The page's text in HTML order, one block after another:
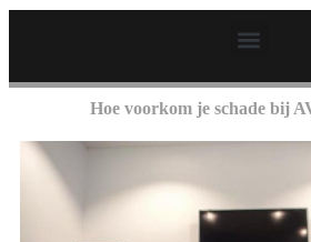
Hoe voorkom je schade bij